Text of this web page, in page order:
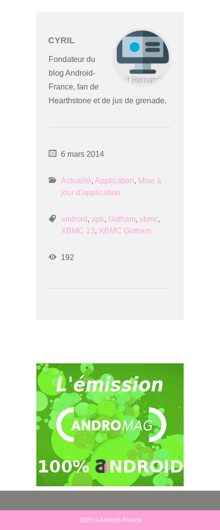
CYRIL
Fondateur du
blog Android-
France, fan de
Hearthstone et de jus de grenade.
6 mars 2014
Actualité, Application, Mise à
jour d'application
android, apk, Gotham, xbmc,
XBMC 13, XBMC Gotham
192
2023 © Android-France